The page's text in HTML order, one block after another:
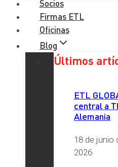
Socios
Firmas ETL
Oficinas
Blog
Últimos
ETL
central a
Alemania
18 de junio
2026